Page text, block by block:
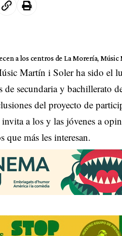
a los centros de La Morería,
Martín i Soler ha sido el
de secundaria y bachillerato
del proyecto de
a los y las jóvenes a
que más les interesan.